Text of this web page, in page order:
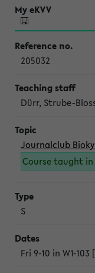
205032
Dürr, Strube-
Journalclub
Course taught in
S
Fri 9-10 in W1-103